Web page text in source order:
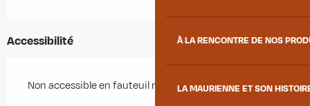
À LA RENCONTRE DE NOS
LA MAURIENNE ET SON
Accessibilité
Non accessible en fauteuil roulant